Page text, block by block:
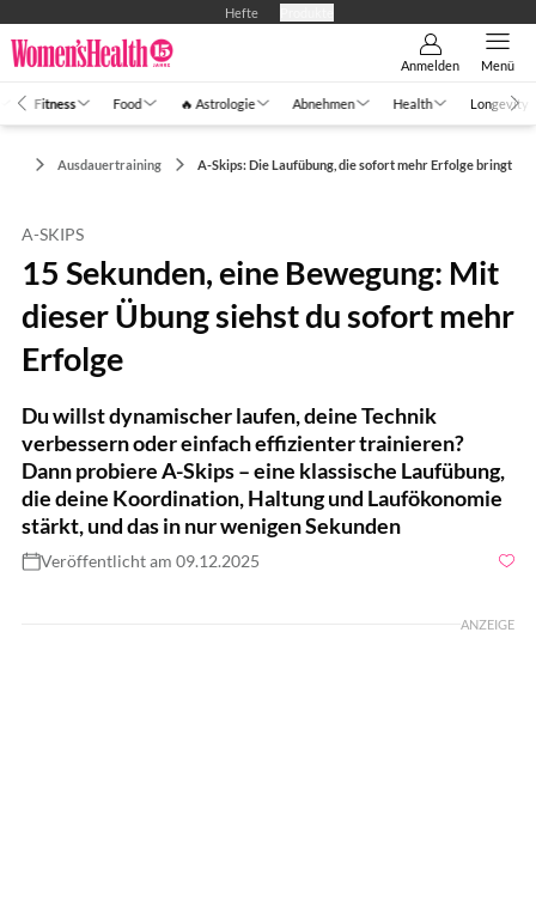
Hefte
Anmelden Menü
Fitness Food 🔥 Astrologie Abnehmen Health Longevity
Ausdauertraining A-Skips: Die Laufübung, die sofort mehr Erfolge bringt
A-SKIPS
15 Sekunden, eine Bewegung: Mit
dieser Übung siehst du sofort mehr
Erfolge
Du willst dynamischer laufen, deine Technik
verbessern oder einfach effizienter trainieren?
Dann probiere A-Skips – eine klassische Laufübung,
die deine Koordination, Haltung und Laufökonomie
stärkt, und das in nur wenigen Sekunden
Veröffentlicht am 09.12.2025
ANZEIGE